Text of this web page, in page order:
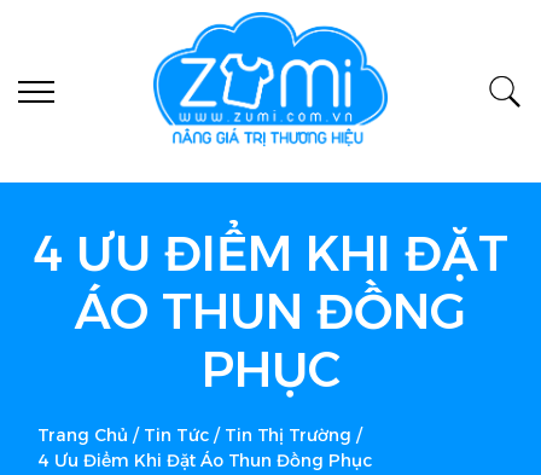
4 ƯU ĐIỂM KHI ĐẶT
ÁO THUN ĐỒNG
PHỤC
Trang Chủ / Tin Tức / Tin Thị Trường /
4 Ưu Điểm Khi Đặt Áo Thun Đồng Phục